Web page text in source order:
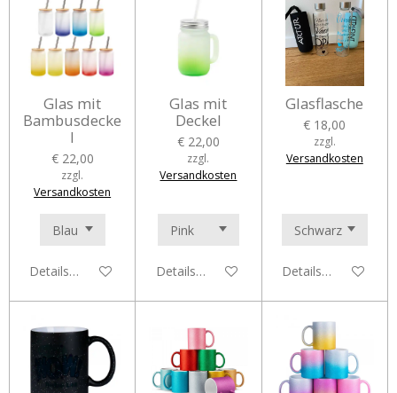
Glas mit
Bambusdecke
l
€ 22,00
zzgl.
Versandkosten
Details anzeigen
Glas mit
Deckel
€ 22,00
zzgl.
Versandkosten
Details anzeigen
Glasflasche
€ 18,00
zzgl.
Versandkosten
Details anzeigen